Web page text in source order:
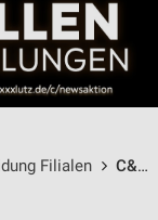
Filialen C&A Siegen / Bahnhofstrasse 8 - Öffnungszeiten & Adresse